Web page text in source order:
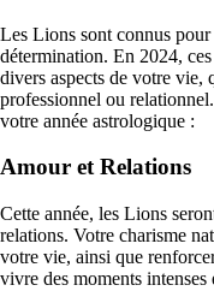
Les Lions sont connus
détermination. En 2024,
divers aspects de votre vie,
professionnel ou
votre année astrologique :
Amour et Relations
Cette année, les Lions
relations. Votre charisme
votre vie, ainsi que
vivre des moments intenses